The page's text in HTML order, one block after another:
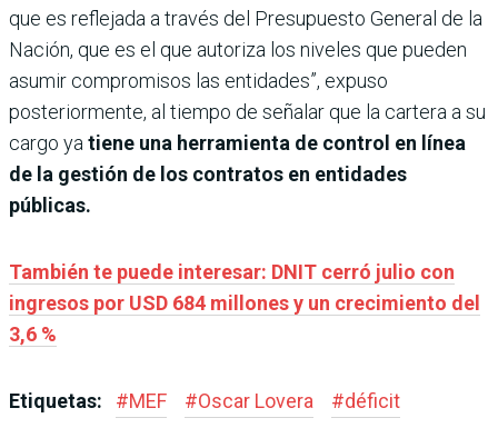
que es reflejada a través del Presupuesto General de la
Nación, que es el que autoriza los niveles que pueden
asumir compromisos las entidades”, expuso
posteriormente, al tiempo de señalar que la cartera a su
cargo ya tiene una herramienta de control en línea
de la gestión de los contratos en entidades
públicas.
También te puede interesar: DNIT cerró julio con
ingresos por USD 684 millones y un crecimiento del
3,6 %
Etiquetas: #MEF #Oscar Lovera #déficit